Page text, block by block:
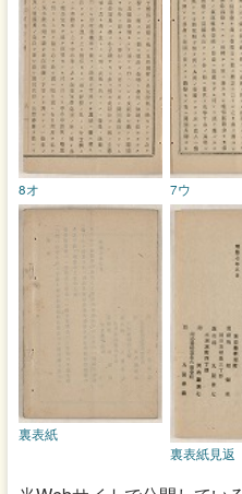
7ウ
8オ
裏表紙見返
裏表紙